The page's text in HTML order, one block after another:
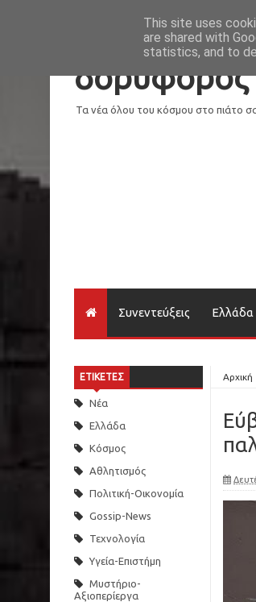
Loading...
δορυφόρος
Τα νέα όλου του κόσμου στο πιάτο
Συνεντεύξεις Ελλάδα
ΕΤΙΚΕΤΕΣ
Νέα
Ελλάδα
Κόσμος
Αθλητισμός
Πολιτική-Οικονομία
Gossip-News
Τεχνολογία
Υγεία-Επιστήμη
Μυστήριο-
Αξιοπερίεργα
Αρχική
This site uses
are shared with
statistics, and to